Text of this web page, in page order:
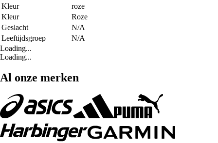
Kleur
roze
Kleur
Roze
Geslacht
N/A
Leeftijdsgroep
N/A
Loading...
Loading...
Al onze merken